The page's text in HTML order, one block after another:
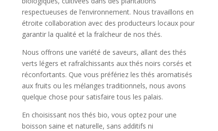
respectueuses de l’environnement. Nous travaillons en
étroite collaboration avec des producteurs locaux pour
garantir la qualité et la fraîcheur de nos thés.
Nous offrons une variété de saveurs, allant des thés
verts légers et rafraîchissants aux thés noirs corsés et
réconfortants. Que vous préfériez les thés aromatisés
aux fruits ou les mélanges traditionnels, nous avons
quelque chose pour satisfaire tous les palais.
En choisissant nos thés bio, vous optez pour une
boisson saine et naturelle, sans additifs ni